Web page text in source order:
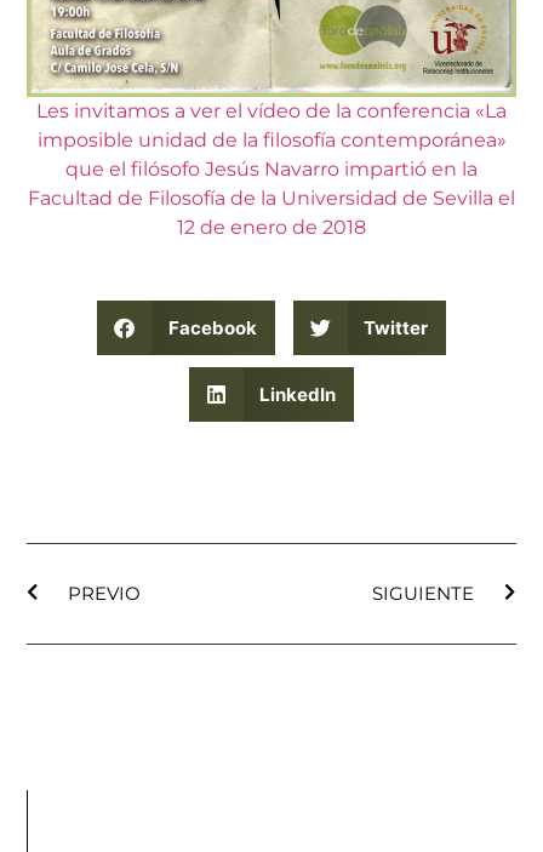
Les invitamos a ver el vídeo de la conferencia «La
imposible unidad de la filosofía contemporánea»
que el filósofo Jesús Navarro impartió en la
Facultad de Filosofía de la Universidad de Sevilla el
12 de enero de 2018
Facebook Twitter
LinkedIn
PREVIO SIGUIENTE